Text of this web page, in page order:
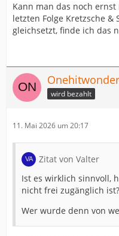
Kann man das noch
letzten Folge Kretzsche
gleichsetzt, finde ich das
Onehitwonder
wird bezahlt
11. Mai 2026 um 20:17
Zitat von Valter
Ist es wirklich sinnvoll,
nicht frei zugänglich ist?
Wer wurde denn von